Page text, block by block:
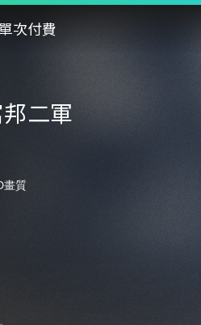
單次付費
二軍
畫質